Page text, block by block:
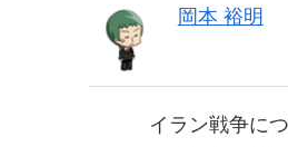
岡本 裕明
イラン戦争に